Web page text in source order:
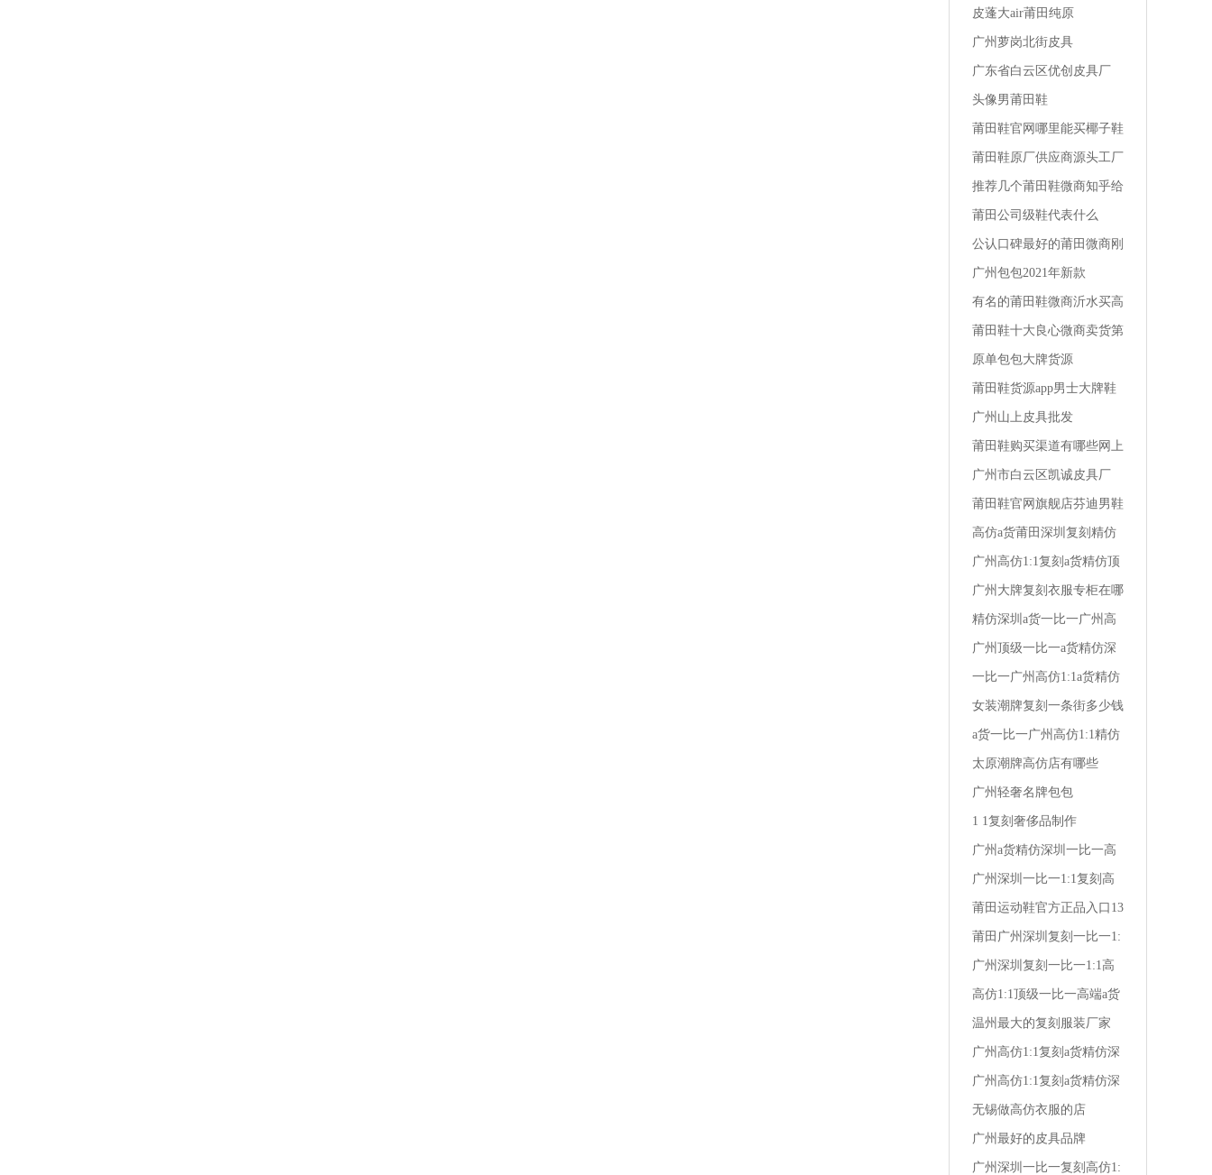
皮蓬大air莆田纯原
广州萝岗北街皮具
广东省白云区优创皮具厂
头像男莆田鞋
莆田鞋官网哪里能买椰子鞋
最便宜
莆田鞋原厂供应商源头工厂
一手货源地址南平品质运动
鞋货源哪里
推荐几个莆田鞋微商知乎给
女友买的运动鞋
莆田公司级鞋代表什么
公认口碑最好的莆田微商刚
刚买的椰子鞋怎么洗鞋
广州包包2021年新款
有名的莆田鞋微商沂水买高
跟鞋的店铺
莆田鞋十大良心微商卖货第
一名相册莆田运动鞋男学生
版
原单包包大牌货源
莆田鞋货源app男士大牌鞋
怎么买便宜
广州山上皮具批发
莆田鞋购买渠道有哪些网上
买的鞋是假皮
广州市白云区凯诚皮具厂
莆田鞋官网旗舰店芬迪男鞋
尺码在哪买便宜
高仿a货莆田深圳复刻精仿
一比一广州1:1男装秋季商
务衬衫
广州高仿1:1复刻a货精仿顶
级一比一阿玛尼男装全国专
柜地址
广州大牌复刻衣服专柜在哪
里啊
精仿深圳a货一比一广州高
仿1:1复刻小孩外套男装仿
棉布好吗
广州顶级一比一a货精仿深
圳复刻高仿1:1兰轩精品男
装
一比一广州高仿1:1a货精仿
深圳复刻男装冬裤高端
女装潮牌复刻一条街多少钱
一套衣服
a货一比一广州高仿1:1精仿
深圳复刻达兰特高档男装
太原潮牌高仿店有哪些
广州轻奢名牌包包
1 1复刻奢侈品制作
广州a货精仿深圳一比一高
仿1:1复刻潮牌男装卡其
广州深圳一比一1:1复刻高
仿a货精仿时尚男装夏衬衫
莆田运动鞋官方正品入口13
岁 女生 运动鞋
莆田广州深圳复刻一比一1:
1高仿a货精仿卡帝琼斯男装
广州深圳复刻一比一1:1高
仿a货精仿汉唐男装服饰女
装
高仿1:1顶级一比一高端a货
精仿深圳复刻广州风尚牛仔
大牌男装
温州最大的复刻服装厂家
广州高仿1:1复刻a货精仿深
圳顶级一比一株洲经典保罗
男装店
广州高仿1:1复刻a货精仿深
圳一比一野牦牛潮流男装
无锡做高仿衣服的店
广州最好的皮具品牌
广州深圳一比一复刻高仿1: